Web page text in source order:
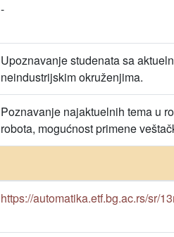
-
Upoznavanje studenata sa
neindustrijskim okruženjima.
Poznavanje najaktuelnih tema u
robota, mogućnost primene
https://automatika.etf.bg.ac.rs/sr/